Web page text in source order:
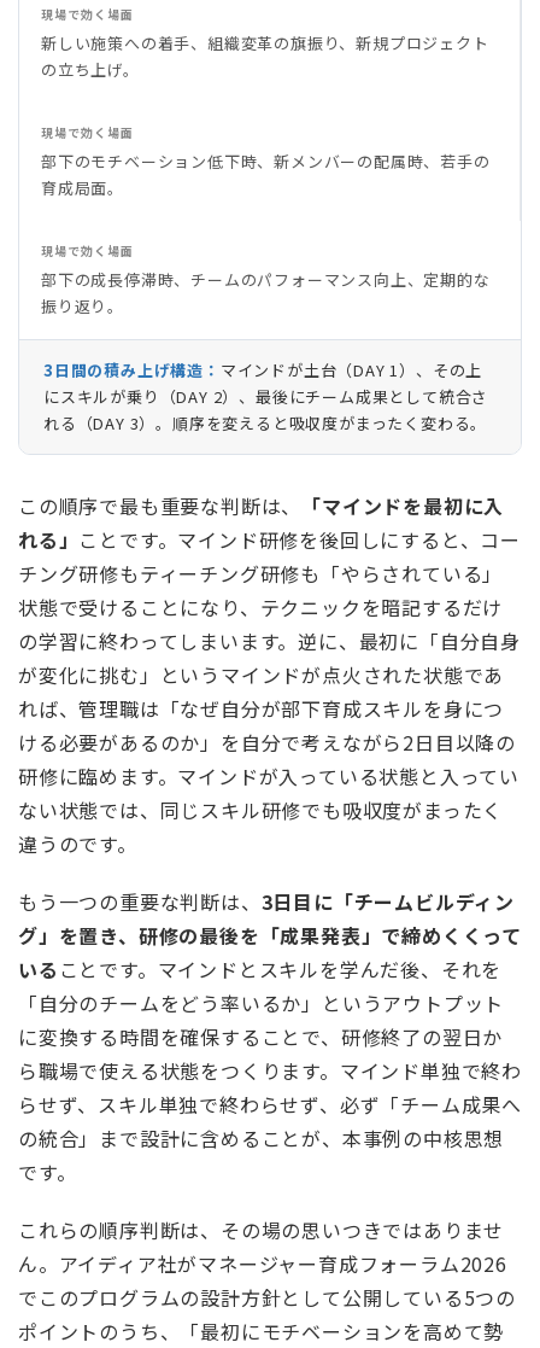
現場で効く場面
新しい施策への着手、組織変革の旗振り、新規プロジェクト
の立ち上げ。
現場で効く場面
部下のモチベーション低下時、新メンバーの配属時、若手の
育成局面。
現場で効く場面
部下の成長停滞時、チームのパフォーマンス向上、定期的な
振り返り。
3日間の積み上げ構造： マインドが土台（DAY 1）、その上
にスキルが乗り（DAY 2）、最後にチーム成果として統合さ
れる（DAY 3）。順序を変えると吸収度がまったく変わる。
この順序で最も重要な判断は、
「マインドを最初に入
れる」 ことです。マインド研修を後回しにすると、コー
チング研修もティーチング研修も「やらされている」
状態で受けることになり、テクニックを暗記するだけ
の学習に終わってしまいます。逆に、最初に「自分自身
が変化に挑む」というマインドが点火された状態であ
れば、管理職は「なぜ自分が部下育成スキルを身につ
ける必要があるのか」を自分で考えながら2日目以降の
研修に臨めます。マインドが入っている状態と入ってい
ない状態では、同じスキル研修でも吸収度がまったく
違うのです。
もう一つの重要な判断は、 3日目に「チームビルディン
グ」を置き、研修の最後を「成果発表」で締めくくって
いる ことです。マインドとスキルを学んだ後、それを
「自分のチームをどう率いるか」というアウトプット
に変換する時間を確保することで、研修終了の翌日か
ら職場で使える状態をつくります。マインド単独で終わ
らせず、スキル単独で終わらせず、必ず「チーム成果へ
の統合」まで設計に含めることが、本事例の中核思想
です。
これらの順序判断は、その場の思いつきではありませ
ん。アイディア社がマネージャー育成フォーラム2026
でこのプログラムの設計方針として公開している5つの
ポイントのうち、「最初にモチベーションを高めて勢